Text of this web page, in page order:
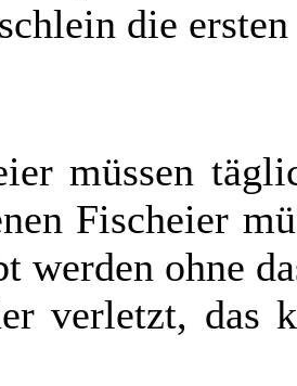
die
müssen
Fischeier
werden ohne
verletzt, das